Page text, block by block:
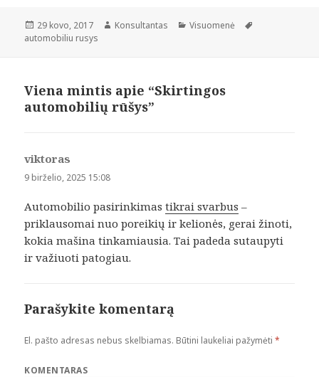
Paskelbta
29 kovo, 2017 Autorius
Konsultantas Kategorijos
Visuomenė
automobiliu rusys
Viena mintis apie “Skirtingos
automobilių rūšys”
viktoras
9 birželio, 2025 15:08
Automobilio pasirinkimastikrai svarbus –
priklausomai nuo poreikių ir kelionės, gerai žinoti,
kokia mašina tinkamiausia. Tai padeda sutaupyti
ir važiuoti patogiau.
Parašykite komentarą
El. pašto adresas nebus skelbiamas. Būtini laukeliai pažymėti*
KOMENTARAS